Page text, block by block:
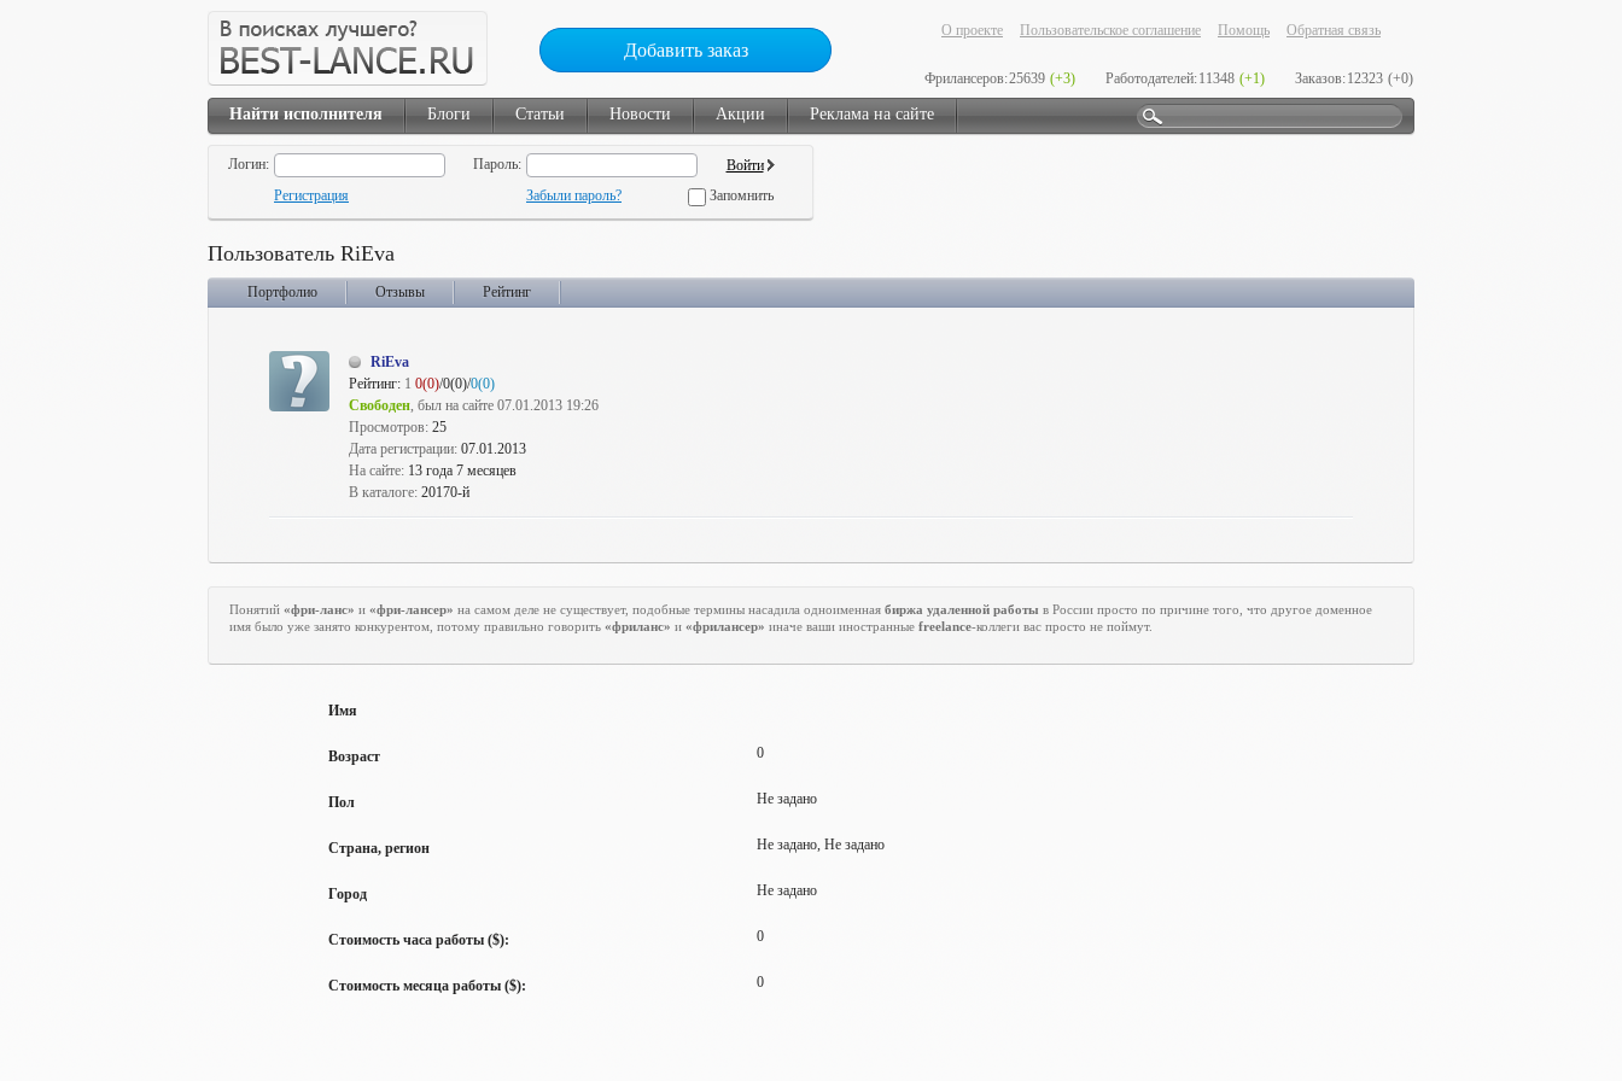
Добавить заказ
О проекте Пользовательское соглашение Помощь Обратная связь
Фрилансеров:25639 (+3) Работодателей:11348 (+1) Заказов:12323 (+0)
Найти исполнителя Блоги Статьи Новости Акции Реклама на сайте
Логин:
Пароль:
Регистрация
Забыли пароль? Запомнить
Пользователь RiEva
Портфолио Отзывы Рейтинг
RiEva
Рейтинг: 1 0(0)/0(0)/0(0)
Свободен, был на сайте 07.01.2013 19:26
Просмотров: 25
Дата регистрации: 07.01.2013
На сайте: 13 года 7 месяцев
В каталоге: 20170-й
Понятий «фри-ланс» и «фри-лансер» на самом деле не существует, подобные термины насадила одноименная биржа удаленной работы в России просто по причине того, что другое доменное
имя было уже занято конкурентом, потому правильно говорить «фриланс» и «фрилансер» иначе ваши иностранные freelance-коллеги вас просто не поймут.
Имя
Возраст 0
Пол Не задано
Страна, регион Не задано, Не задано
Город Не задано
Стоимость часа работы ($): 0
Стоимость месяца работы ($): 0